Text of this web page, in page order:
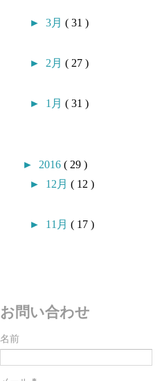
►3月( 31 )
► 2月( 27 )
► 1月( 31 )
► 2016( 29 )
► 12月( 12 )
► 11月( 17 )
お問い合わせ
名前